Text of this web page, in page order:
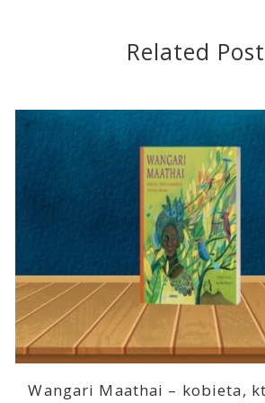
Related
Wangari Maathai – kobieta,